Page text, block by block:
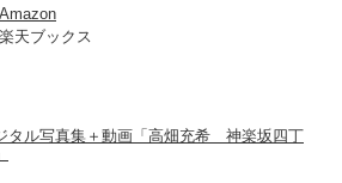
Amazon
楽天ブックス
タル写真集＋動画「高畑充希 神楽坂四丁